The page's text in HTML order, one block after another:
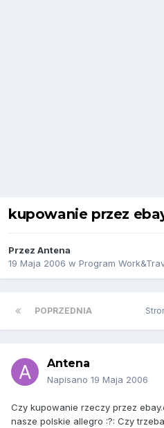
kupowanie przez
Przez Antena
19 Maja 2006 w Program
POPRZEDNIA
Antena
Napisano 19 Maja 2006
Czy kupowanie rzeczy przez
nasze polskie allegro :?: Czy